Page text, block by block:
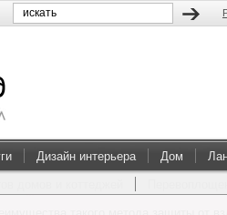
Дизайн интерьера Дом